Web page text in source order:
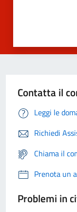
Contatta il
Leggi le
Richiedi
Chiama il
Prenota un
Problemi in